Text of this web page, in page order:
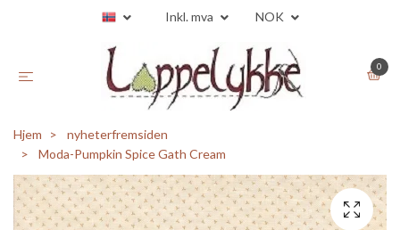
Inkl. mva NOK
0
Hjem
nyheterfremsiden
Moda-Pumpkin Spice Gath Cream